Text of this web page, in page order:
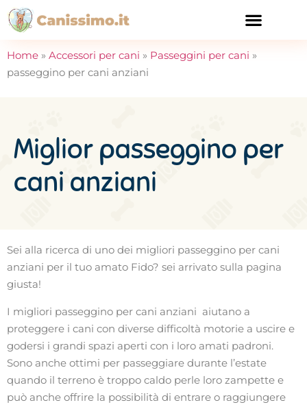
Home » Accessori per cani » Passeggini per cani »
passeggino per cani anziani
Miglior passeggino per
cani anziani
Sei alla ricerca di uno dei migliori passeggino per cani
anziani per il tuo amato Fido? sei arrivato sulla pagina
giusta!
I migliori passeggino per cani anziani aiutano a
proteggere i cani con diverse difficoltà motorie a uscire e
godersi i grandi spazi aperti con i loro amati padroni.
Sono anche ottimi per passeggiare durante l’estate
quando il terreno è troppo caldo perle loro zampette e
può anche offrire la possibilità di entrare o raggiungere